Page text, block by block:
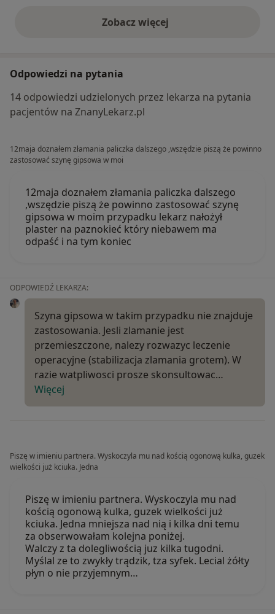
Zobacz więcejopinie powyżej
Odpowiedzi na pytania
14 odpowiedzi udzielonych przez lekarza na pytania
pacjentów na ZnanyLekarz.pl
12maja doznałem złamania paliczka dalszego ,wszędzie piszą że powinno
zastosować szynę gipsowa w moi
12maja doznałem złamania paliczka dalszego
,wszędzie piszą że powinno zastosować szynę
gipsowa w moim przypadku lekarz nałożył
plaster na paznokieć który niebawem ma
odpaść i na tym koniec
ODPOWIEDŹ LEKARZA:
Szyna gipsowa w takim przypadku nie znajduje
zastosowania. Jesli zlamanie jest
przemieszczone, nalezy rozwazyc leczenie
operacyjne (stabilizacja zlamania grotem). W
razie watpliwosci prosze skonsultowac…
Więcej
Piszę w imieniu partnera. Wyskoczyla mu nad kością ogonową kulka, guzek
wielkości już kciuka. Jedna
Piszę w imieniu partnera. Wyskoczyla mu nad
kością ogonową kulka, guzek wielkości już
kciuka. Jedna mniejsza nad nią i kilka dni temu
za obserwowałam kolejna poniżej.
Walczy z ta dolegliwością juz kilka tugodni.
Myślal ze to zwykły trądzik, tza syfek. Lecial żółty
płyn o nie przyjemnym…